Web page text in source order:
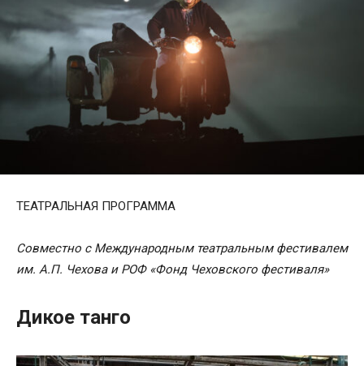
ТЕАТРАЛЬНАЯ ПРОГРАММА
Совместно с Международным театральным фестивалем
им. А.П. Чехова и РОФ «Фонд Чеховского фестиваля»
Дикое танго